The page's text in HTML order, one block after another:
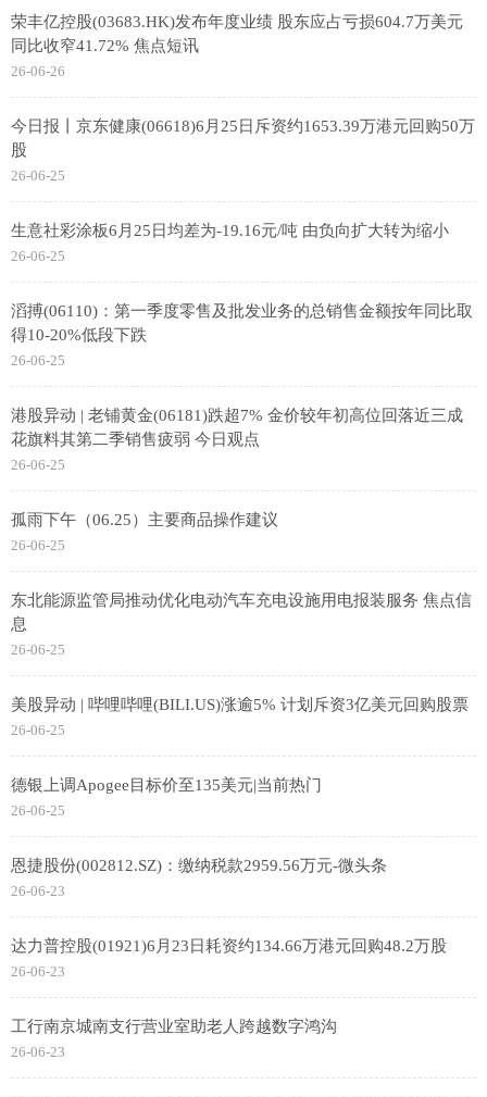
荣丰亿控股(03683.HK)发布年度业绩 股东应占亏损604.7万美元
同比收窄41.72% 焦点短讯
26-06-26
今日报丨京东健康(06618)6月25日斥资约1653.39万港元回购50万
股
26-06-25
生意社彩涂板6月25日均差为-19.16元/吨 由负向扩大转为缩小
26-06-25
滔搏(06110)：第一季度零售及批发业务的总销售金额按年同比取
得10-20%低段下跌
26-06-25
港股异动 | 老铺黄金(06181)跌超7% 金价较年初高位回落近三成
花旗料其第二季销售疲弱 今日观点
26-06-25
孤雨下午（06.25）主要商品操作建议
26-06-25
东北能源监管局推动优化电动汽车充电设施用电报装服务 焦点信
息
26-06-25
美股异动 | 哔哩哔哩(BILI.US)涨逾5% 计划斥资3亿美元回购股票
26-06-25
德银上调Apogee目标价至135美元|当前热门
26-06-25
恩捷股份(002812.SZ)：缴纳税款2959.56万元-微头条
26-06-23
达力普控股(01921)6月23日耗资约134.66万港元回购48.2万股
26-06-23
工行南京城南支行营业室助老人跨越数字鸿沟
26-06-23